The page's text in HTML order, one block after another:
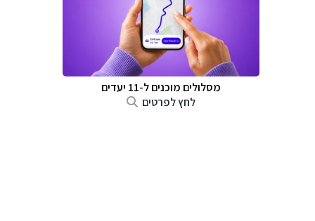
מסלולים מוכנים ל-11 יעדים
לחץ לפרטים